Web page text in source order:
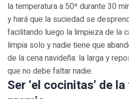
la temperatura a 50º durante 30
y hará que la suciedad se
facilitando luego la limpieza de la
limpia solo y nadie tiene que
de la cena navideña: la larga y
que no debe faltar nadie.
Ser 'el cocinitas' de